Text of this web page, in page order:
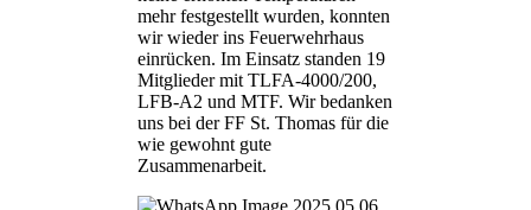
mehr festgestellt wurden, konnten
wir wieder ins Feuerwehrhaus
einrücken. Im Einsatz standen 19
Mitglieder mit TLFA-4000/200,
LFB-A2 und MTF. Wir bedanken
uns bei der FF St. Thomas für die
wie gewohnt gute
Zusammenarbeit.